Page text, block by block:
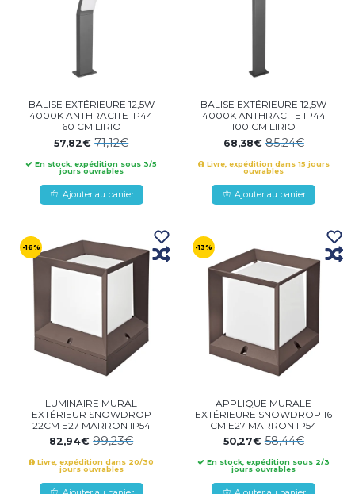
BALISE EXTÉRIEURE 12,5W
4000K ANTHRACITE IP44
60 CM LIRIO
57,82€71,12€
En stock, expédition sous 3/5
jours ouvrables
Ajouter au panier
BALISE EXTÉRIEURE 12,5W
4000K ANTHRACITE IP44
100 CM LIRIO
68,38€85,24€
Livre, expédition dans 15 jours
ouvrables
Ajouter au panier
-16%
LUMINAIRE MURAL
EXTÉRIEUR SNOWDROP
22CM E27 MARRON IP54
82,94€99,23€
Livre, expédition dans 20/30
jours ouvrables
-13%
APPLIQUE MURALE
EXTÉRIEURE SNOWDROP 16
CM E27 MARRON IP54
50,27€58,44€
En stock, expédition sous 2/3
jours ouvrables